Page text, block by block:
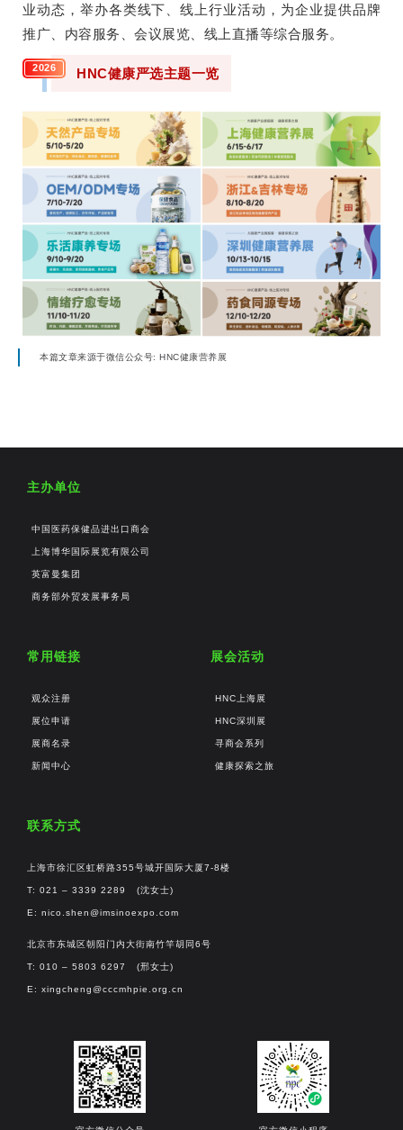
业动态，举办各类线下、线上行业活动，为企业提供品牌
推广、内容服务、会议展览、线上直播等综合服务。
2026 HNC健康严选主题一览
本篇文章来源于微信公众号: HNC健康营养展
主办单位
中国医药保健品进出口商会
上海博华国际展览有限公司
英富曼集团
商务部外贸发展事务局
常用链接
观众注册
展位申请
展商名录
新闻中心
展会活动
HNC上海展
HNC深圳展
寻商会系列
健康探索之旅
联系方式
上海市徐汇区虹桥路355号城开国际大厦7-8楼
T: 021 – 3339 2289 (沈女士)
E: nico.shen@imsinoexpo.com
北京市东城区朝阳门内大街南竹竿胡同6号
T: 010 – 5803 6297 (邢女士)
E: xingcheng@cccmhpie.org.cn